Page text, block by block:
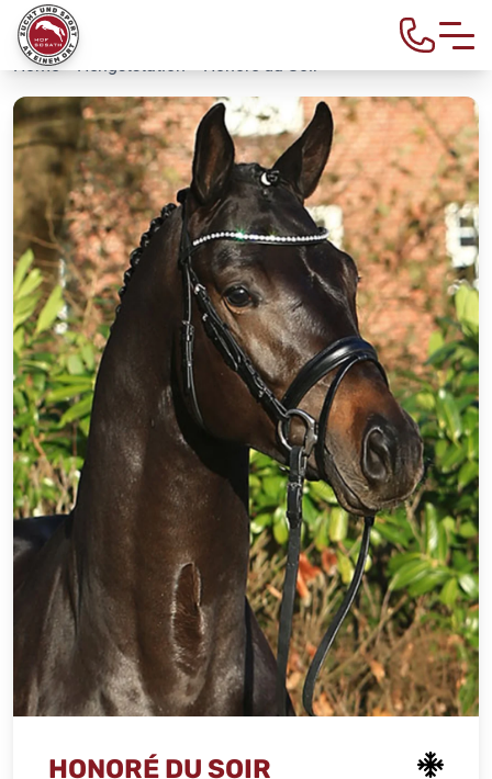
Home>Hengststation> Honoré du Soir
HONORÉ DU SOIR